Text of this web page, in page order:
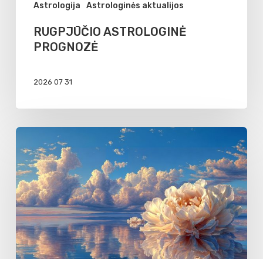
Astrologija Astrologinės aktualijos
RUGPJŪČIO ASTROLOGINĖ
PROGNOZĖ
2026 07 31
jaunatis
Vėžio
zodiako
ženkle